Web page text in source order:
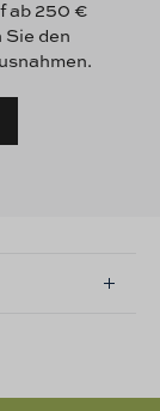
ab 250 €
den